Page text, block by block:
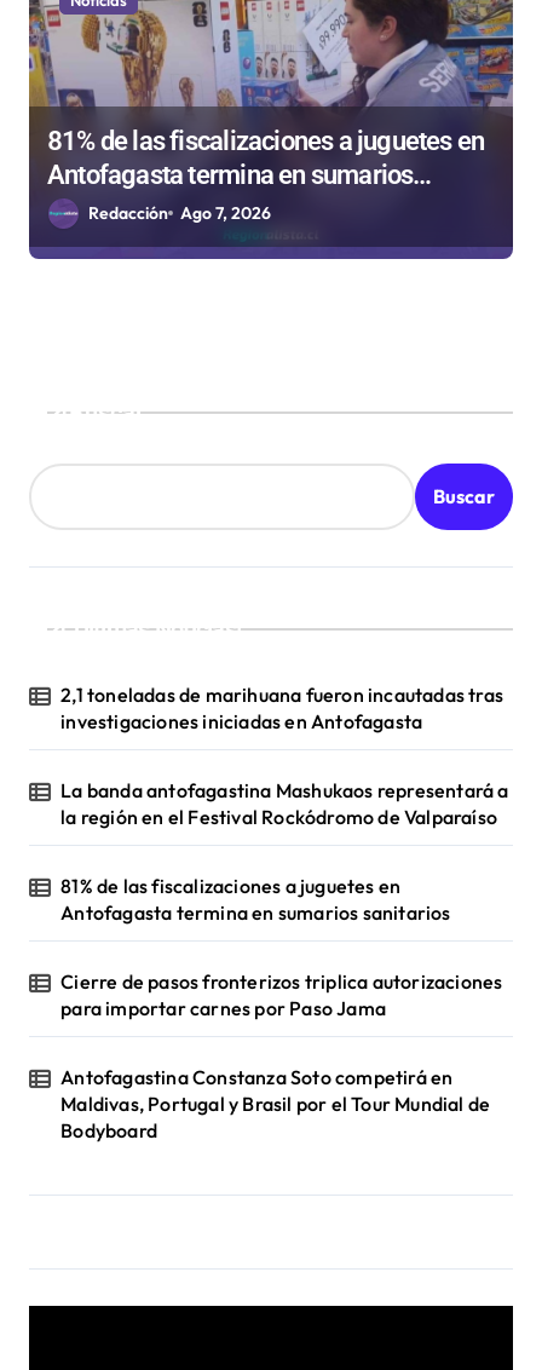
81% de las fiscalizaciones a juguetes en
Antofagasta termina en sumarios
sanitarios
Redacción Ago 7, 2026
Buscar
Buscar
¡Ultimas Noticias!
2,1 toneladas de marihuana fueron incautadas tras
investigaciones iniciadas en Antofagasta
La banda antofagastina Mashukaos representará a
la región en el Festival Rockódromo de Valparaíso
81% de las fiscalizaciones a juguetes en
Antofagasta termina en sumarios sanitarios
Cierre de pasos fronterizos triplica autorizaciones
para importar carnes por Paso Jama
Antofagastina Constanza Soto competirá en
Maldivas, Portugal y Brasil por el Tour Mundial de
Bodyboard